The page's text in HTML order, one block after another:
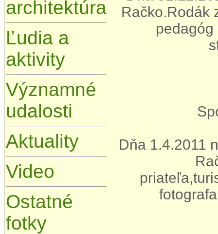
architektúra
Ľudia a
aktivity
Významné
udalosti
Aktuality
Video
Ostatné
fotky
Račko.Rodák
pedagóg
Dňa 1.4.2011